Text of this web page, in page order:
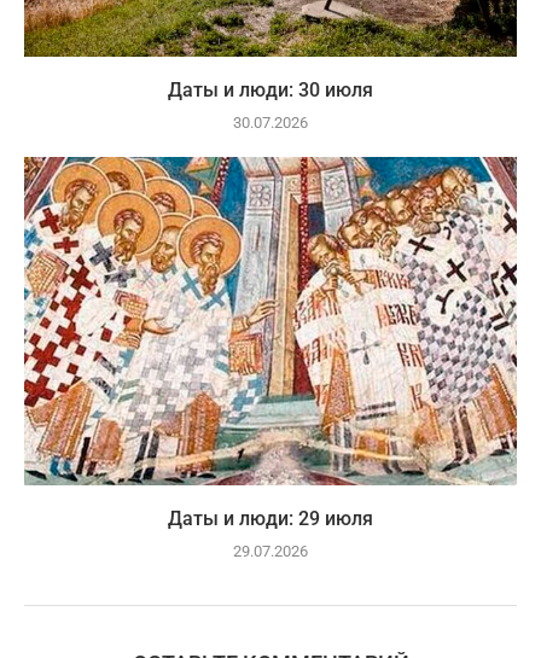
Даты и люди: 30 июля
30.07.2026
Даты и люди: 29 июля
29.07.2026